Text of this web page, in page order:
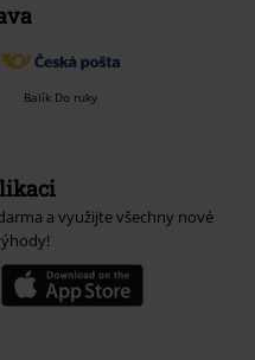
Balík Do ruky
a využijte všechny nové